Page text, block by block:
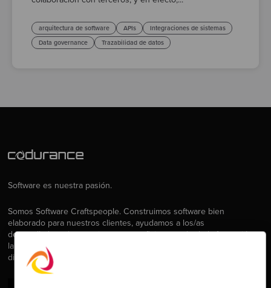
arquitectura de software APIs
Integraciones de sistemas
Data governance
Trazabilidad de datos
Software es nuestra pasión.
Somos Software Craftspeople. Construimos software bien
elaborado para nuestros clientes, ayudamos a los/as
desarrolladores/as a mejorar en su oficio a través de la formación,
la orientación y la tutoría. Ayudamos a las empresas a mejorar en la
distribución de software.